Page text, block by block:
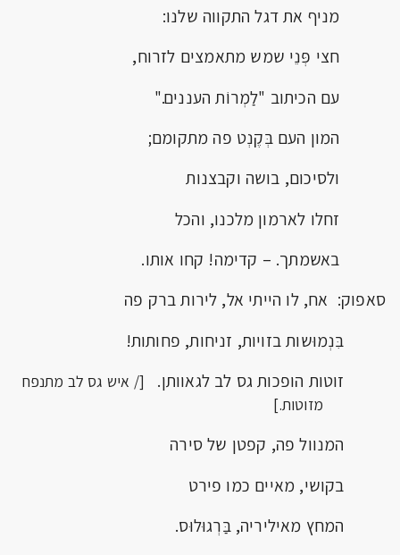
מניף את דגל התקווה שלנו:
חצי פְּנֵי שמש מתאמצים לזרוח,
עם הכיתוב "לַמְרוֹת העננים."
המון העם בְּקֶנְט פה מתקומם;
ולסיכום, בושה וקבצנות
זחלו לארמון מלכנו, והכל
באשמתך. – קדימה! קחו אותו.
סאפוק: אח, לו הייתי אל, לירות ברק פה
בִּנְמוּשות בזויות, זניחות, פחותות!
זוטות הופכות גס לב לגאוותן.
[/ איש גס לב מתנפח
מזוטות.]
המנוול פה, קפטן של סירה
בקושי, מאיים כמו פירט
המחץ מאיליריה, בַּרְגוּלוּס.